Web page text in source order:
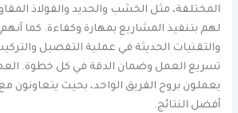
المختلفة، مثل الخشب والحديد والفولاذ
لهم بتنفيذ المشاريع بمهارة وكفاءة. كما
والتقنيات الحديثة في عملية التفصيل
تسريع العمل وضمان الدقة في كل خطوة.
يعملون بروح الفريق الواحد، بحيث يتعاونون
أفضل النتائج.